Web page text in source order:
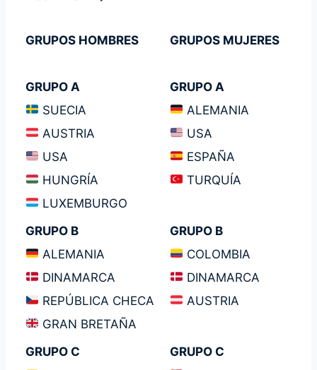
GRUPOS HOMBRES GRUPOS MUJERES
GRUPO A
GRUPO A
SUECIA
ALEMANIA
AUSTRIA
USA
USA
ESPAÑA
HUNGRÍA
TURQUÍA
LUXEMBURGO
GRUPO B
GRUPO B
ALEMANIA
COLOMBIA
DINAMARCA
DINAMARCA
REPÚBLICA CHECA
AUSTRIA
GRAN BRETAÑA
GRUPO C
GRUPO C